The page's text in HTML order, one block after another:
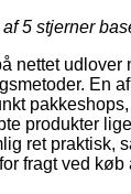
5 stjerner
nettet udlover
En
produkter
ret praktisk,
fragt ved